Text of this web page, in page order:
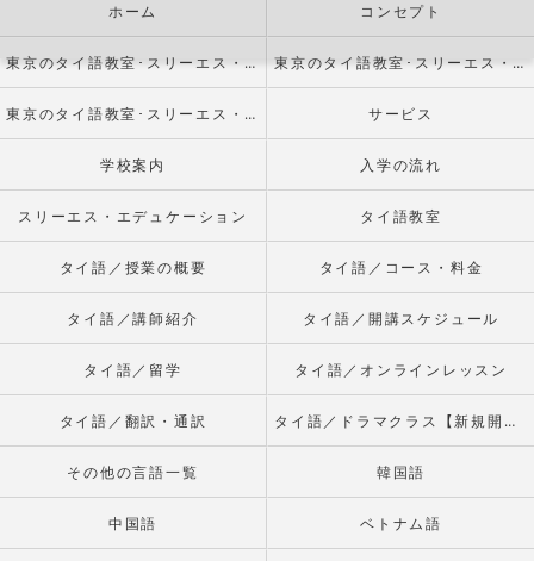
ホーム コンセプト
東京のタイ語教室･スリーエス・エデュケーションの口コミ情報 東京のタイ語教室･スリーエス・エデュケーションの評判
東京のタイ語教室･スリーエス・エデュケーションのお客様の声 サービス
学校案内 入学の流れ
スリーエス・エデュケーション タイ語教室
タイ語／授業の概要 タイ語／コース・料金
タイ語／講師紹介 タイ語／開講スケジュール
タイ語／留学 タイ語／オンラインレッスン
タイ語／翻訳・通訳 タイ語／ドラマクラス【新規開校】
その他の言語一覧 韓国語
中国語 ベトナム語